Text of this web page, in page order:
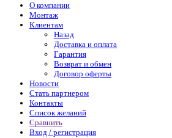
О компании
Монтаж
Клиентам
Назад
Доставка и оплата
Гарантия
Возврат и обмен
Договор оферты
Новости
Стать партнером
Контакты
Список желаний
Сравнить
Вход / регистрация